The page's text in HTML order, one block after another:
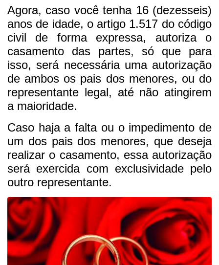
Agora, caso você tenha 16 (dezesseis)
anos de idade, o artigo 1.517 do código
civil de forma expressa, autoriza o
casamento das partes, só que para
isso, será necessária uma autorização
de ambos os pais dos menores, ou do
representante legal, até não atingirem
a maioridade.
Caso haja a falta ou o impedimento de
um dos pais dos menores, que deseja
realizar o casamento, essa autorização
será exercida com exclusividade pelo
outro representante.